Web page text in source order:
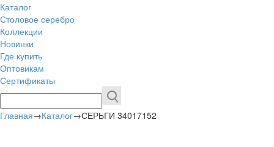
Каталог
Столовое серебро
Коллекции
Новинки
Где купить
Оптовикам
Сертификаты
Главная→Каталог→СЕРЬГИ 34017152